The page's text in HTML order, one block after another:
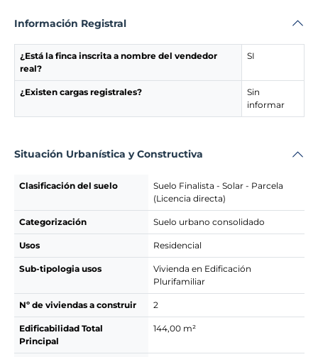
Información Registral
¿Está la finca inscrita a nombre del vendedor
real?
SI
¿Existen cargas registrales?
Sin
informar
Situación Urbanística y Constructiva
Clasificación del suelo
Suelo Finalista - Solar - Parcela
(Licencia directa)
Categorización Suelo urbano consolidado
Usos Residencial
Sub-tipologia usos
Vivienda en Edificación
Plurifamiliar
Nº de viviendas a construir 2
Edificabilidad Total
Principal
144,00 m²